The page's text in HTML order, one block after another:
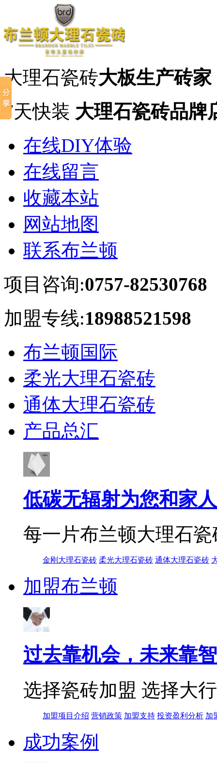
大理石瓷砖大板生产砖家
7天快装 大理石瓷砖品牌
在线DIY体验
在线留言
收藏本站
网站地图
联系布兰顿
项目咨询:0757-82530768
加盟专线:18988521598
布兰顿国际
柔光大理石瓷砖
通体大理石瓷砖
产品总汇
低碳无辐射为您和家
每一片布兰顿大理石
金刚大理石瓷砖 柔光大理石瓷砖 通体大理石瓷砖
加盟布兰顿
过去靠机会，未来靠
选择瓷砖加盟 选择大
加盟项目介绍 营销政策 加盟支持 投资盈利分析 加
成功案例